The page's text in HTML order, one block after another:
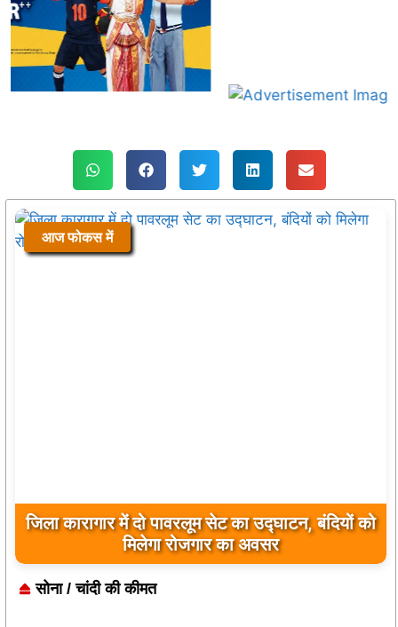
आज फोकस में
जिला कारागार में दो पावरलूम सेट का उद्घाटन, बंदियों को
मिलेगा रोजगार का अवसर
सोना / चांदी की कीमत